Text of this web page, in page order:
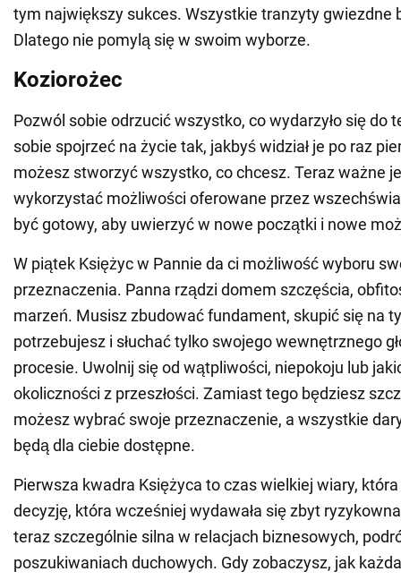
tym największy sukces. Wszystkie tranzyty gwiezdne
Dlatego nie pomylą się w swoim wyborze.
Koziorożec
Pozwól sobie odrzucić wszystko, co wydarzyło się do
sobie spojrzeć na życie tak, jakbyś widział je po raz
możesz stworzyć wszystko, co chcesz. Teraz ważne
wykorzystać możliwości oferowane przez
być gotowy, aby uwierzyć w nowe początki i nowe
W piątek Księżyc w Pannie da ci możliwość wyboru
przeznaczenia. Panna rządzi domem szczęścia,
marzeń. Musisz zbudować fundament, skupić się na
potrzebujesz i słuchać tylko swojego wewnętrznego
procesie. Uwolnij się od wątpliwości, niepokoju lub
okoliczności z przeszłości. Zamiast tego będziesz
możesz wybrać swoje przeznaczenie, a wszystkie
będą dla ciebie dostępne.
Pierwsza kwadra Księżyca to czas wielkiej wiary,
decyzję, która wcześniej wydawała się zbyt
teraz szczególnie silna w relacjach biznesowych,
poszukiwaniach duchowych. Gdy zobaczysz, jak